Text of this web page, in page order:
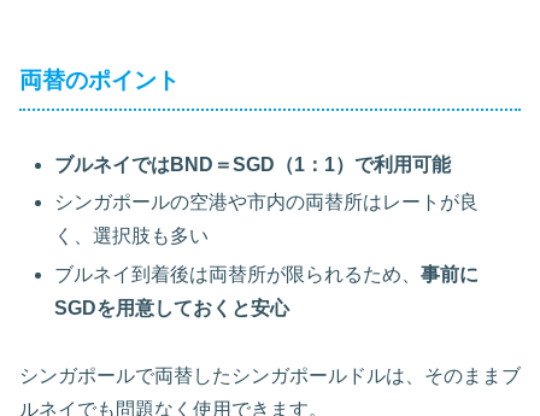
両替のポイント
ブルネイではBND＝SGD（1：1）で利用可能
シンガポールの空港や市内の両替所はレートが良
く、選択肢も多い
ブルネイ到着後は両替所が限られるため、事前に
SGDを用意しておくと安心
シンガポールで両替したシンガポールドルは、そのままブ
ルネイでも問題なく使用できます。